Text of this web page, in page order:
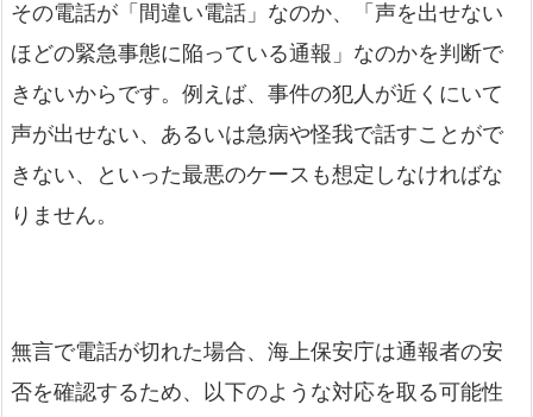
その電話が「間違い電話」なのか、「声を出せない
ほどの緊急事態に陥っている通報」なのかを判断で
きないからです。例えば、事件の犯人が近くにいて
声が出せない、あるいは急病や怪我で話すことがで
きない、といった最悪のケースも想定しなければな
りません。
無言で電話が切れた場合、海上保安庁は通報者の安
否を確認するため、以下のような対応を取る可能性